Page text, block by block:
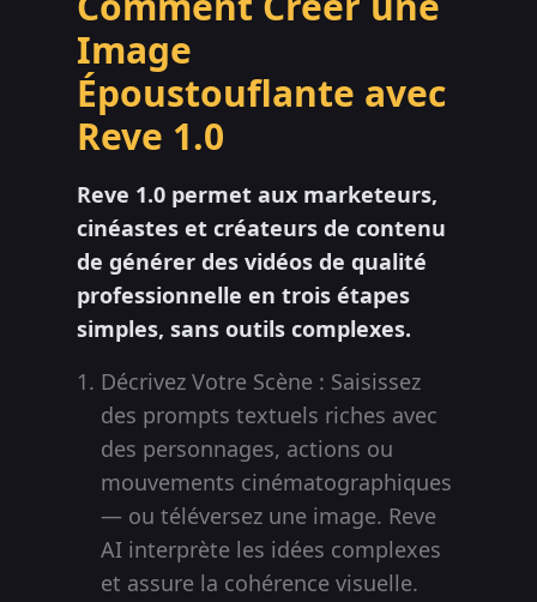
Image
Époustouflante avec
Reve 1.0
Reve 1.0 permet aux marketeurs,
cinéastes et créateurs de contenu
de générer des vidéos de qualité
professionnelle en trois étapes
simples, sans outils complexes.
Décrivez Votre Scène : Saisissez
des prompts textuels riches avec
des personnages, actions ou
mouvements cinématographiques
— ou téléversez une image. Reve
AI interprète les idées complexes
et assure la cohérence visuelle.